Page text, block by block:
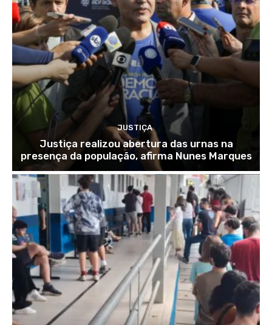
JUSTIÇA
Justiça realizou abertura das urnas na
presença da população, afirma Nunes Marques